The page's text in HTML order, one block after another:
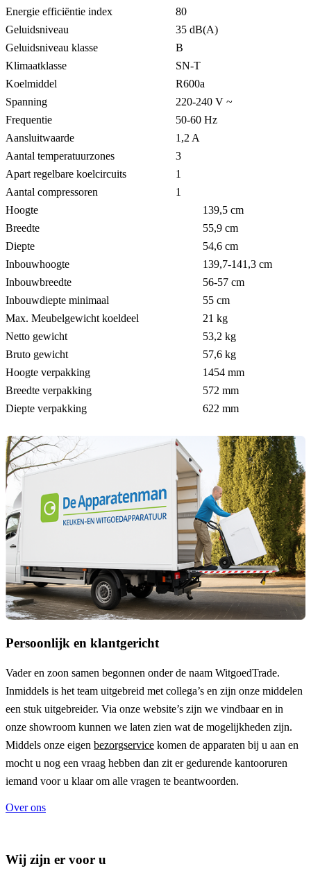
Energie efficiëntie index
80
Geluidsniveau
35 dB(A)
Geluidsniveau klasse
B
Klimaatklasse
SN-T
Koelmiddel
R600a
Spanning
220-240 V ~
Frequentie
50-60 Hz
Aansluitwaarde
1,2 A
Aantal temperatuurzones
3
Apart regelbare koelcircuits
1
Aantal compressoren
1
Hoogte
139,5 cm
Breedte
55,9 cm
Diepte
54,6 cm
Inbouwhoogte
139,7-141,3 cm
Inbouwbreedte
56-57 cm
Inbouwdiepte minimaal
55 cm
Max. Meubelgewicht koeldeel
21 kg
Netto gewicht
53,2 kg
Bruto gewicht
57,6 kg
Hoogte verpakking
1454 mm
Breedte verpakking
572 mm
Diepte verpakking
622 mm
Persoonlijk en klantgericht
Vader en zoon samen begonnen onder de naam WitgoedTrade.
Inmiddels is het team uitgebreid met collega’s en zijn onze middelen
een stuk uitgebreider. Via onze website’s zijn we vindbaar en in
onze showroom kunnen we laten zien wat de mogelijkheden zijn.
Middels onze eigen bezorgservice komen de apparaten bij u aan en
mocht u nog een vraag hebben dan zit er gedurende kantooruren
iemand voor u klaar om alle vragen te beantwoorden.
Over ons
Wij zijn er voor u